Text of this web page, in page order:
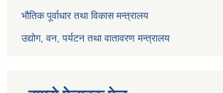
भौतिक पूर्वाधार तथा विकास मन्त्रालय
उद्योग, वन, पर्यटन तथा वातावरण मन्त्रालय